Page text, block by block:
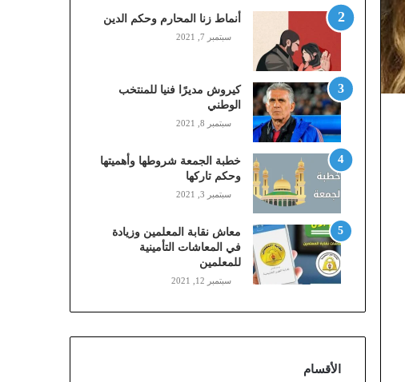
,
م
ا
ي
ل
ي
،
ز
ي
ن
)
ع
ب
ر
ا
ن
ذ
أنماط زنا المحارم وحكم الدين
سبتمبر 7, 2021
كيروش مديرًا فنيا للمنتخب
الوطني
سبتمبر 8, 2021
خطبة الجمعة شروطها وأهميتها
وحكم تاركها
سبتمبر 3, 2021
معاش نقابة المعلمين وزيادة
في المعاشات التأمينية
للمعلمين
سبتمبر 12, 2021
الأقسام